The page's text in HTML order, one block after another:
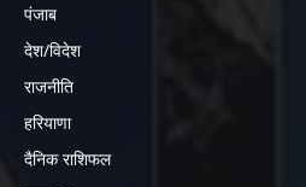
पंजाब
देश/विदेश
राजनीति
हरियाणा
दैनिक राशिफल